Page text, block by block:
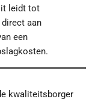
leidt tot
aan
een
kwaliteitsborger